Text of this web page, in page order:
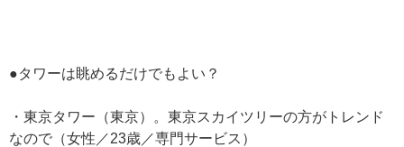
●タワーは眺めるだけでもよい？
・東京タワー（東京）。東京スカイツリーの方がトレンド
なので（女性／23歳／専門サービス）